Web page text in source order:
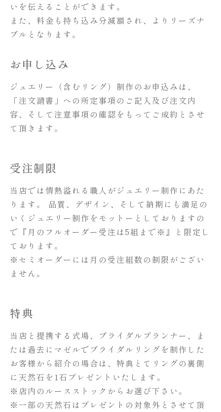
いを伝えることができます。
また、料金も持ち込み分減額され、よりリーズナ
ブルとなります。
お申し込み
ジュエリー（含むリング）制作のお申込みは、
「注文請書」への所定事項のご記入及び注文内
容、そして注意事項の確認をもってご成約とさせ
て頂きます。
受注制限
当店では情熱溢れる職人がジュエリー制作にあた
ります。 品質、デザイン、そして納期にも満足の
いくジュエリー制作をモットーとしておりますの
で『月のフルオーダー受注は5組まで※』と限定し
ております。
※セミオーダーには月の受注組数の制限がござい
ません。
特典
当店と提携する式場、ブライダルプランナー、ま
たは過去にマゼルでブライダルリングを制作した
お客様から紹介の場合は、特典とてリングの裏側
に天然石を1石プレゼントいたします。
※店内のルースストックからお選び下さい。
※一部の天然石はプレゼントの対象外とさせて頂